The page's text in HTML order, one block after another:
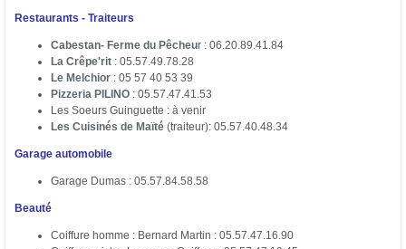
Restaurants - Traiteurs
Cabestan- Ferme du Pêcheur : 06.20.89.41.84
La Crêpe'rit : 05.57.49.78.28
Le Melchior : 05 57 40 53 39
Pizzeria PILINO : 05.57.47.41.53
Les Soeurs Guinguette : à venir
Les Cuisinés de Maïté (traiteur): 05.57.40.48.34
Garage automobile
Garage Dumas : 05.57.84.58.58
Beauté
Coiffure homme : Bernard Martin : 05.57.47.16.90